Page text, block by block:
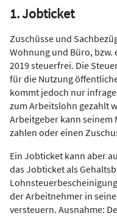
1. Jobticket
Zuschüsse und
Wohnung und Büro,
2019 steuerfrei. Die
für die Nutzung
kommt jedoch nur
zum Arbeitslohn gezahlt
Arbeitgeber kann
zahlen oder einen
Ein Jobticket kann aber
das Jobticket als
der Arbeitnehmer in
versteuern. Ausnahme: